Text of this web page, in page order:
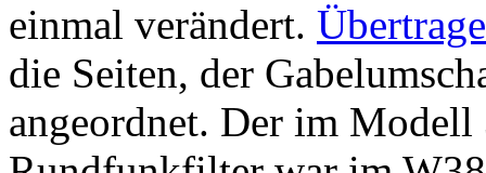
einmal verändert.
die Seiten, der
angeordnet. Der im Modell